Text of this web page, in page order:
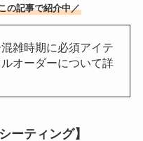
の記事で紹介中／
雑時期に必須アイテ
オーダーについて詳
ーティング】